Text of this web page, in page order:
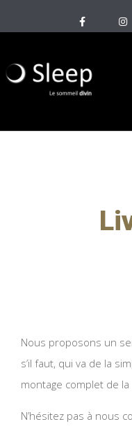
Nous proposons un
s’il faut, qui va de la
montage complet de
N’hésitez pas à nous